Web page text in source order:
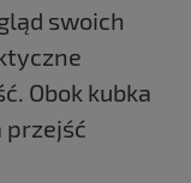
swoich
Obok kubka
przejść